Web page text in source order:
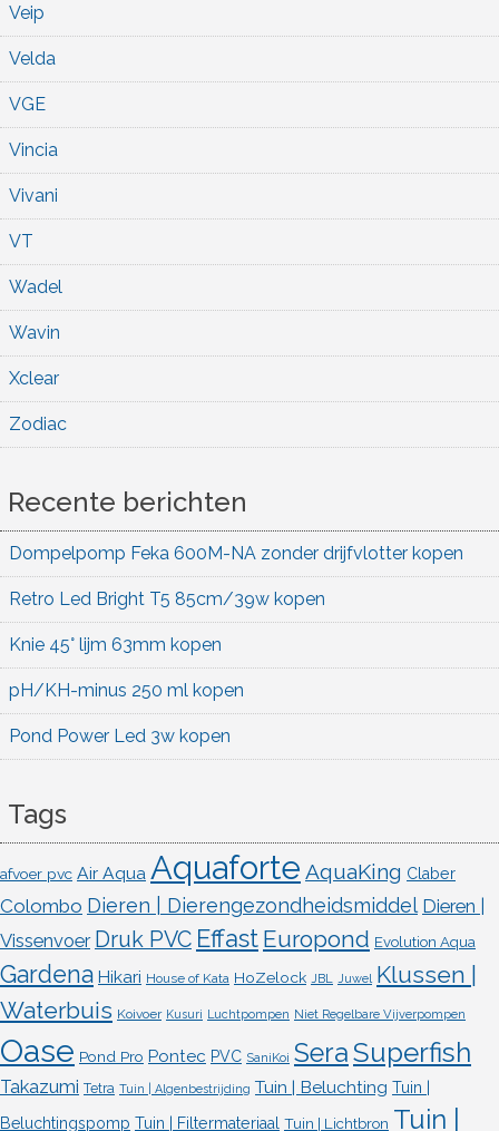
Veip
Velda
VGE
Vincia
Vivani
VT
Wadel
Wavin
Xclear
Zodiac
Recente berichten
Dompelpomp Feka 600M-NA zonder drijfvlotter kopen
Retro Led Bright T5 85cm/39w kopen
Knie 45° lijm 63mm kopen
pH/KH-minus 250 ml kopen
Pond Power Led 3w kopen
Tags
afvoer pvc Air Aqua Aquaforte AquaKing Claber
Colombo Dieren | Dierengezondheidsmiddel Dieren |
Vissenvoer Druk PVC Effast Europond Evolution Aqua
Gardena Hikari House of Kata HoZelock JBL Juwel Klussen |
Waterbuis Koivoer Kusuri Luchtpompen Niet Regelbare Vijverpompen
Oase Pond Pro Pontec PVC SaniKoi SeraSuperfish
Takazumi Tetra Tuin | Algenbestrijding Tuin | Beluchting Tuin |
Beluchtingspomp Tuin | Filtermateriaal Tuin | Lichtbron Tuin |